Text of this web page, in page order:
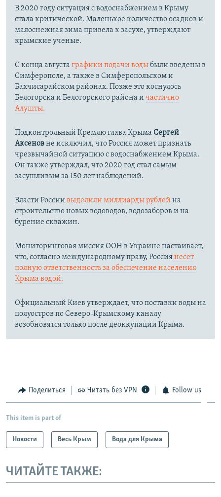
В 2020 году ситуация с водоснабжением в Крыму
стала критической. Маленькое количество осадков и
малоснежная зима привела к засухе, утверждают
крымские ученые.
С конца августа графики подачи водыбыли введены в
Симферополе, а также в Симферопольском и
Бахчисарайском районах. Позже это коснулось
Белогорска и Белогорского района и частично
Алушты.
Подконтрольный Кремлю глава Крыма Сергей
Аксеновне исключил, что Россия может признать
чрезвычайной ситуацию с водоснабжением Крыма.
Он также утверждал, что 2020 год стал самым
засушливым за 150 лет наблюдений.​
Власти России выделили миллиарды рублей на
строительство новых водоводов, водозаборов и на
бурение скважин.
Мониторинговая миссия ООН в Украине настаивает,
что, согласно международному праву, Россиянесет
полную ответственность за обеспечение населения
Крыма водой.
Официальный Киев утверждает, что поставки воды на
полуостров по Северо-Крымскому каналу
возобновятся только после деоккупации Крыма.
Поделиться Читать без VPN Follow us
This item is part of
Новости Весь Крым Вода для Крыма
ЧИТАЙТЕ ТАКЖЕ: